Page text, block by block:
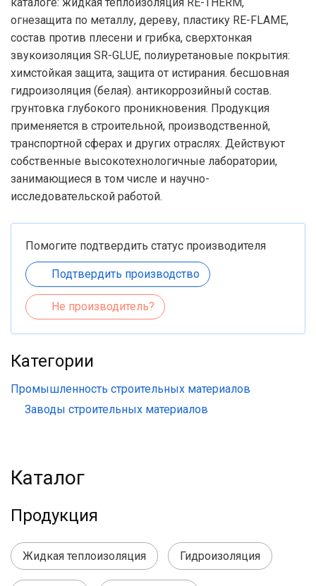
огнезащита по металлу, дереву, пластику RE-FLAME,
состав против плесени и грибка, сверхтонкая
звукоизоляция SR-GLUE, полиуретановые покрытия:
химстойкая защита, защита от истирания. бесшовная
гидроизоляция (белая). антикоррозийный состав.
грунтовка глубокого проникновения. Продукция
применяется в строительной, производственной,
транспортной сферах и других отраслях. Действуют
собственные высокотехнологичные лаборатории,
занимающиеся в том числе и научно-
исследовательской работой.
Помогите подтвердить статус производителя
Подтвердить производство
Не производитель?
Категории
Промышленность строительных материалов
Заводы строительных материалов
Каталог
Продукция
Жидкая теплоизоляция Гидроизоляция